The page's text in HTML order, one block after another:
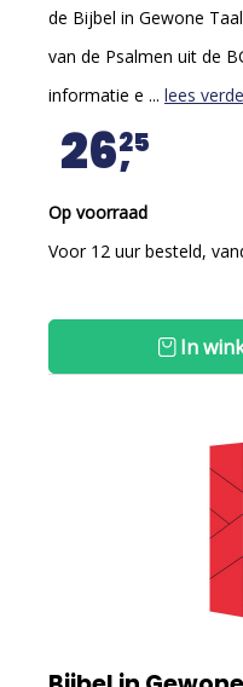
de Bijbel in Gewone
van de Psalmen uit de
informatie e ... lees
2625
Op voorraad
Voor 12 uur besteld,
In